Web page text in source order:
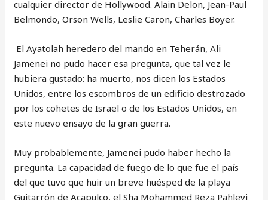
cualquier director de Hollywood. Alain Delon, Jean-Paul
Belmondo, Orson Wells, Leslie Caron, Charles Boyer.
El Ayatolah heredero del mando en Teherán, Ali
Jamenei no pudo hacer esa pregunta, que tal vez le
hubiera gustado: ha muerto, nos dicen los Estados
Unidos, entre los escombros de un edificio destrozado
por los cohetes de Israel o de los Estados Unidos, en
este nuevo ensayo de la gran guerra.
Muy probablemente, Jamenei pudo haber hecho la
pregunta. La capacidad de fuego de lo que fue el país
del que tuvo que huir un breve huésped de la playa
Guitarrón de Acapulco, el Sha Mohammed Reza Pahlevi